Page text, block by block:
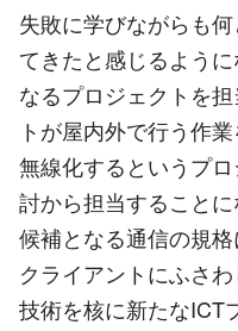
失敗に学びながらも
てきたと感じるよう
なるプロジェクトを
トが屋内外で行う作
無線化するというプ
討から担当することに
候補となる通信の規
クライアントにふさ
技術を核に新たなICT